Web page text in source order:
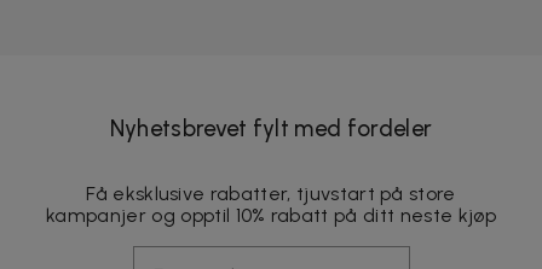
Nyhetsbrevet fylt med fordeler
Få eksklusive rabatter, tjuvstart på store
kampanjer og opptil 10% rabatt på ditt neste kjøp